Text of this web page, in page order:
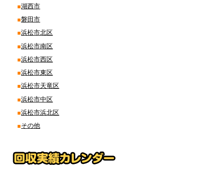
湖西市
磐田市
浜松市北区
浜松市南区
浜松市西区
浜松市東区
浜松市天竜区
浜松市中区
浜松市浜北区
その他